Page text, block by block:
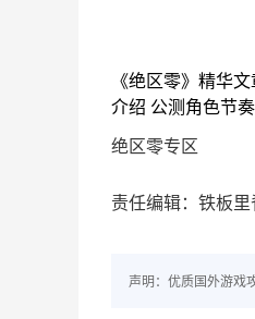
《绝区零》精华
介绍 公测角色节
绝区零专区
责任编辑：铁板
声明：优质国外游戏